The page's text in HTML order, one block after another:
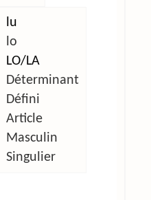
lu
lo
LO/LA
Déterminant
Défini
Article
Masculin
Singulier